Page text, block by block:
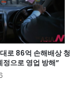
로 86억 손해배상 청
정으로 영업 방해”